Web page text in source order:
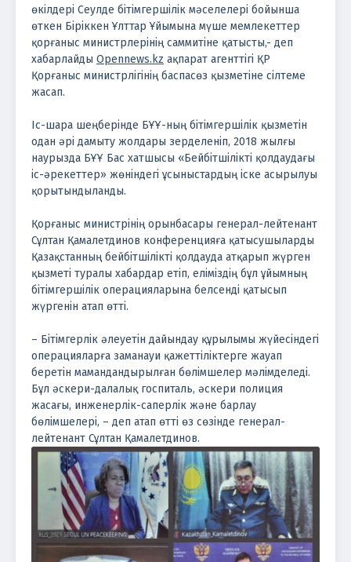
өкілдері Сеулде бітімгершілік мәселелері бойынша
өткен Біріккен Ұлттар Ұйымына мүше мемлекеттер
қорғаныс министрлерінің саммитіне қатысты,- деп
хабарлайды Opennews.kz ақпарат агенттігі ҚР
Қорғаныс министрлігінің баспасөз қызметіне сілтеме
жасап.
Іс-шара шеңберінде БҰҰ-ның бітімгершілік қызметін
одан әрі дамыту жолдары зерделеніп, 2018 жылғы
наурызда БҰҰ Бас хатшысы «Бейбітшілікті қолдаудағы
іс-әрекеттер» жөніндегі ұсыныстардың іске асырылуы
қорытындыланды.
Қорғаныс министрінің орынбасары генерал-лейтенант
Сұлтан Қамалетдинов конференцияға қатысушыларды
Қазақстанның бейбітшілікті қолдауда атқарып жүрген
қызметі туралы хабардар етіп, еліміздің бұл ұйымның
бітімгершілік операцияларына белсенді қатысып
жүргенін атап өтті.
– Бітімгерлік әлеуетін дайындау құрылымы жүйесіндегі
операцияларға заманауи қажеттіліктерге жауап
беретін мамандандырылған бөлімшелер мәлімделеді.
Бұл әскери-далалық госпиталь, әскери полиция
жасағы, инженерлік-саперлік және барлау
бөлімшелері, – деп атап өтті өз сөзінде генерал-
лейтенант Сұлтан Қамалетдинов.